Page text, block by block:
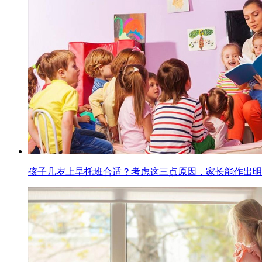
孩子几岁上早托班合适？考虑这三点原因，家长能作出